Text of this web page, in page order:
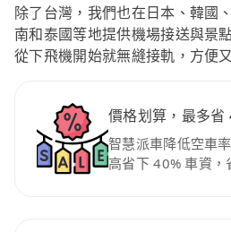
除了台灣，我們也在日本、韓國
南和泰國等地提供機場接送與景
從下飛機開始就無縫接軌，方便
價格划算，最多省
智慧派車降低空車
高省下 40% 車資，